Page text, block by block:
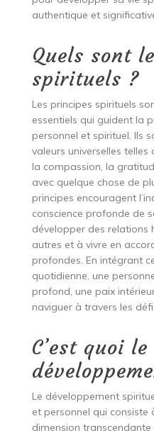
authentique et
Quels sont
spirituels ?
Les principes spirituels
essentiels qui guident la
personnel et spirituel. Ils
valeurs universelles telles
la compassion, la
avec quelque chose de
principes encouragent
conscience profonde de
développer des relations
autres et à vivre en
profondes. En intégrant
quotidienne, une
profond, une paix
naviguer à travers les
C’est quoi le
Le développement
et personnel qui consiste
dimension transcendante